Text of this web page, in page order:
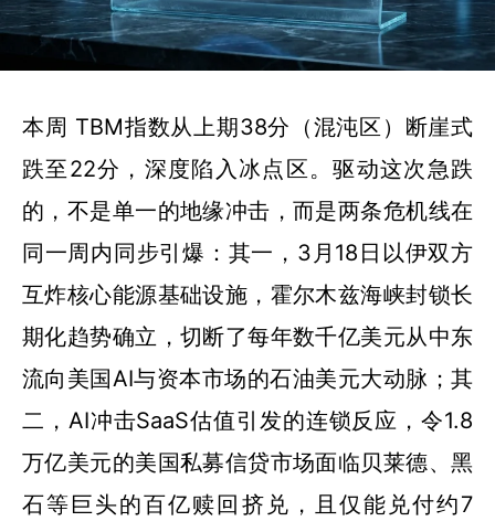
本周 TBM指数从上期38分（混沌区）断崖式
跌至22分，深度陷入冰点区。驱动这次急跌
的，不是单一的地缘冲击，而是两条危机线在
同一周内同步引爆：其一，3月18日以伊双方
互炸核心能源基础设施，霍尔木兹海峡封锁长
期化趋势确立，切断了每年数千亿美元从中东
流向美国AI与资本市场的石油美元大动脉；其
二，AI冲击SaaS估值引发的连锁反应，令1.8
万亿美元的美国私募信贷市场面临贝莱德、黑
石等巨头的百亿赎回挤兑，且仅能兑付约7